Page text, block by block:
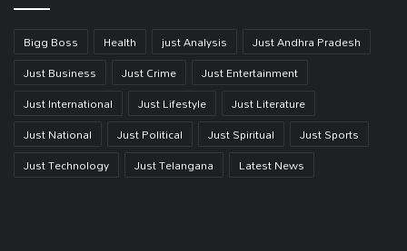
Bigg Boss Health just Analysis
Just Andhra Pradesh
Just Business
Just Crime
Just Entertainment
Just International
Just Lifestyle
Just Literature
Just National
Just Political Just Spiritual
Just Sports
Just Technology
Just Telangana Latest News